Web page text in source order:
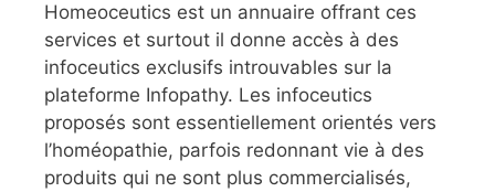
Homeoceutics est un annuaire offrant ces
services et surtout il donne accès à des
infoceutics exclusifs introuvables sur la
plateforme Infopathy. Les infoceutics
proposés sont essentiellement orientés vers
l’homéopathie, parfois redonnant vie à des
produits qui ne sont plus commercialisés,